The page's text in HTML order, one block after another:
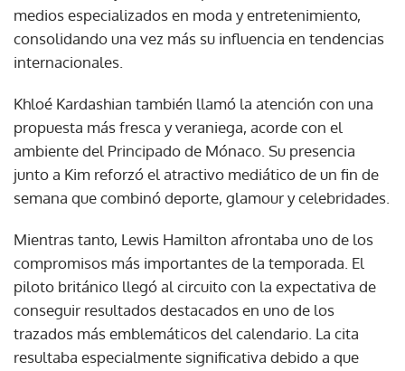
medios especializados en moda y entretenimiento,
consolidando una vez más su influencia en tendencias
internacionales.
Khloé Kardashian también llamó la atención con una
propuesta más fresca y veraniega, acorde con el
ambiente del Principado de Mónaco. Su presencia
junto a Kim reforzó el atractivo mediático de un fin de
semana que combinó deporte, glamour y celebridades.
Mientras tanto, Lewis Hamilton afrontaba uno de los
compromisos más importantes de la temporada. El
piloto británico llegó al circuito con la expectativa de
conseguir resultados destacados en uno de los
trazados más emblemáticos del calendario. La cita
resultaba especialmente significativa debido a que